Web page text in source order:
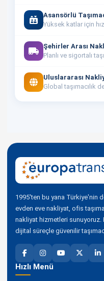
Asansörlü
Yüksek katlar için
Şehirler Arası
Planlı ve sigortalı
Uluslararası
Global taşımacılık
1995'ten bu yana Türkiye'nin
evden eve nakliyat, ofis
nakliyat hizmetleri sunuyoruz.
dijital süreçle güvenilir
Hızlı Menü